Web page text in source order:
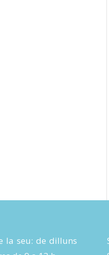
la seu: de dilluns